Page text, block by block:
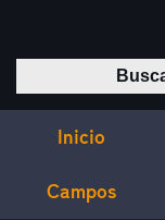
Inicio
Campos